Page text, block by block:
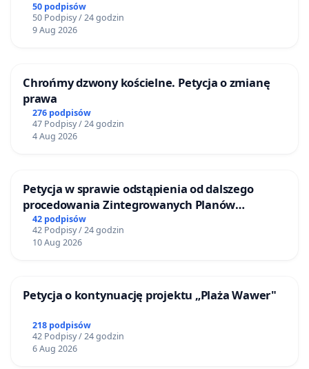
50 podpisów
50 Podpisy / 24 godzin
9 Aug 2026
Chrońmy dzwony kościelne. Petycja o zmianę
prawa
276 podpisów
47 Podpisy / 24 godzin
4 Aug 2026
Petycja w sprawie odstąpienia od dalszego
procedowania Zintegrowanych Planów
Inwestycyjnych „Myślenice – Barnasiówka” oraz
„Myślenice – Bukówka”
42 podpisów
42 Podpisy / 24 godzin
10 Aug 2026
Petycja o kontynuację projektu „Plaża Wawer"
218 podpisów
42 Podpisy / 24 godzin
6 Aug 2026